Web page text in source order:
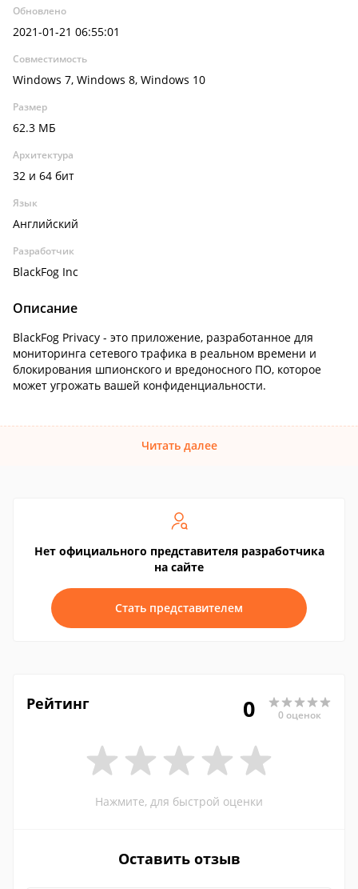
Обновлено
2021-01-21 06:55:01
Совместимость
Windows 7, Windows 8, Windows 10
Размер
62.3 МБ
Архитектура
32 и 64 бит
Язык
Английский
Разработчик
BlackFog Inc
Описание
BlackFog Privacy - это приложение, разработанное для
мониторинга сетевого трафика в реальном времени и
блокирования шпионского и вредоносного ПО, которое
может угрожать вашей конфиденциальности.
Читать далее
Нет официального представителя разработчика
на сайте
Стать представителем
Рейтинг 0 0 оценок
Нажмите, для быстрой оценки
Оставить отзыв